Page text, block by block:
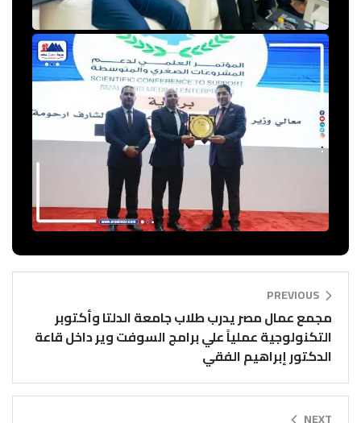
PREVIOUS
مجمع عمال مصر يدرب طلاب جامعة الدلتا وأكتوبر
التكنولوجية عملياً علي برامج السوفت وير داخل قاعة
الدكتور إبراهيم الفقي